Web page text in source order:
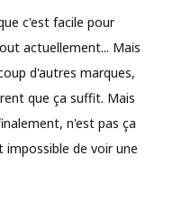
c'est facile pour
actuellement... Mais
d'autres marques,
que ça suffit. Mais
n'est pas ça
de voir une